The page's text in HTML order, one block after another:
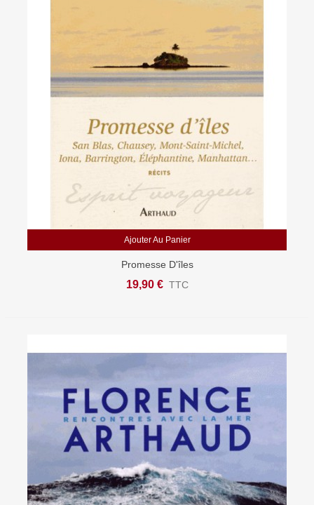
Ajouter Au Panier
Promesse D'îles
19,90 € TTC